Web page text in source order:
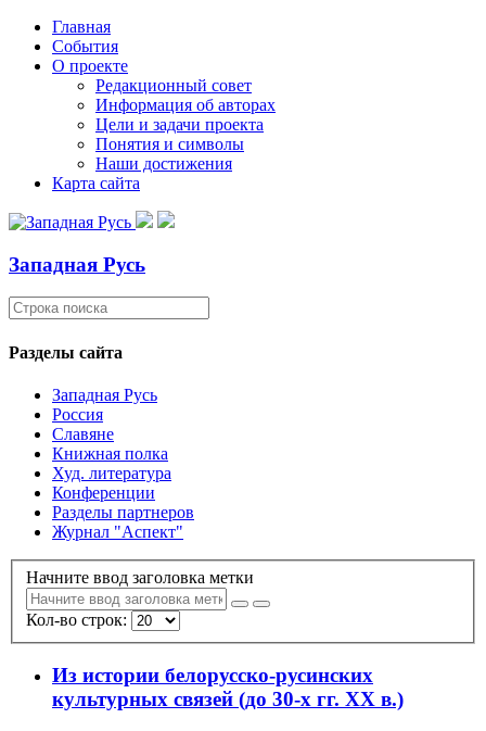
Главная
События
О проекте
Редакционный совет
Информация об авторах
Цели и задачи проекта
Понятия и символы
Наши достижения
Карта сайта
Западная Русь
Разделы сайта
Западная Русь
Россия
Славяне
Книжная полка
Худ. литература
Конференции
Разделы партнеров
Журнал "Аспект"
Начните ввод заголовка метки
Кол-во строк:
Из истории белорусско-русинских
культурных связей (до 30-х гг. ХХ в.)